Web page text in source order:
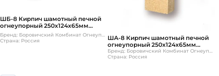
ШБ-8 Кирпич шамотный печной
огнеупорный 250х124х65мм
Боровичи
Бренд: Боровичский Комбинат Огнеупоров
Страна: Россия
ША-8 Кирпич шамотный печной
огнеупорный 250х124х65мм
Боровичи
Страна: Россия